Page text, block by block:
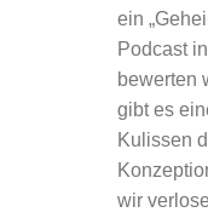
ein
Podcast
bewerten
gibt es
Kulissen
wir